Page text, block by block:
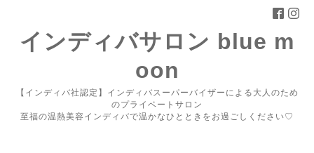
インディバサロン blue m
oon
【インディバ社認定】インディバスーパーバイザーによる大人のため
のプライベートサロン
至福の温熱美容インディバで温かなひとときをお過ごしください♡